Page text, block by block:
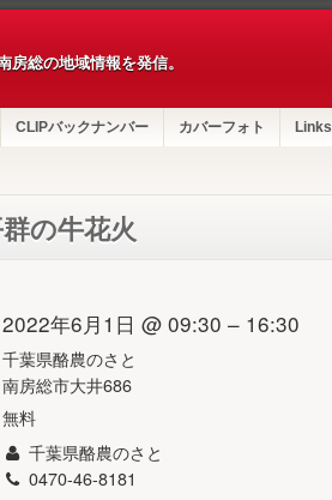
総の地域情報を発信。
CLIPバックナンバー カバーフォト Links
の牛花火
2022年6月1日 @ 09:30 – 16:30
千葉県酪農のさと
南房総市大井686
無料
千葉県酪農のさと
0470-46-8181